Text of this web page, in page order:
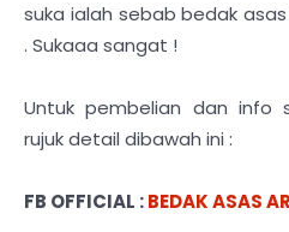
suka ialah sebab bedak
. Sukaaa sangat !
Untuk pembelian dan info
rujuk detail dibawah ini :
FB OFFICIAL :BEDAK ASAS